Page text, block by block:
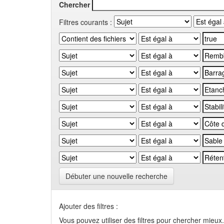
Chercher
Filtres courants :
Débuter une nouvelle recherche
Ajouter des filtres :
Vous pouvez utiliser des filtres pour chercher mieux.